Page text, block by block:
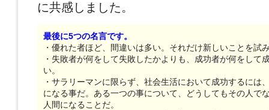
に共感しました。
最後に5つの名言です。
・優れた者ほど、間違いは多い。それだけ新しいことを試
・失敗者が何をして失敗したかよりも、成功者が何をして
い。
・サラリーマンに限らず、社会生活において成功するには
になる事だ。ある一つの事について、どうしてもその人で
人間になることだ。